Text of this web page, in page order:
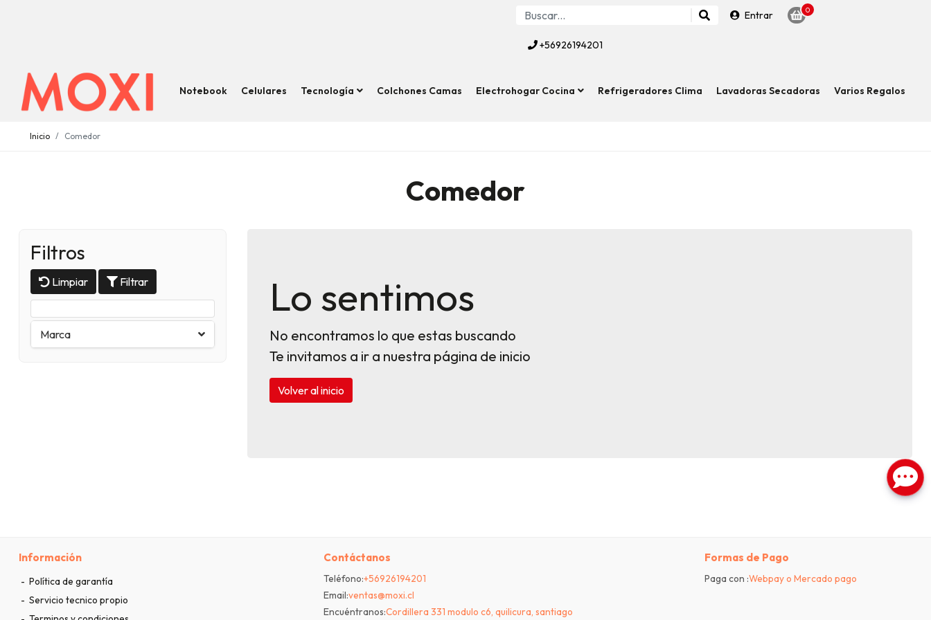
Entrar 0
+56926194201
Notebook Celulares Tecnología Colchones Camas Electrohogar Cocina Refrigeradores Clima Lavadoras Secadoras Varios Regalos
Inicio Comedor
Comedor
Filtros
Limpiar Filtrar
Marca
Lo sentimos
No encontramos lo que estas buscando
Te invitamos a ir a nuestra página de inicio
Volver al inicio
Información
Política de garantía
Servicio tecnico propio
Contáctanos
Teléfono:+56926194201
Email:ventas@moxi.cl
Encuéntranos:Cordillera 331 modulo c6, quilicura, santiago
Formas de Pago
Paga con :Webpay o Mercado pago